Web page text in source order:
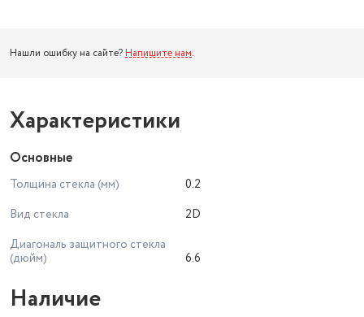
Нашли ошибку на сайте? Напишите нам.
Характеристики
Основные
Толщина стекла (мм)
0.2
Вид стекла
2D
Диагональ защитного стекла
(дюйм)
6.6
Наличие